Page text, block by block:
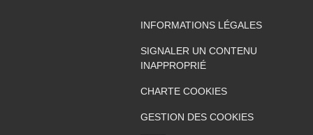
INFORMATIONS LÉGALES
SIGNALER UN CONTENU
INAPPROPRIÉ
CHARTE COOKIES
GESTION DES COOKIES